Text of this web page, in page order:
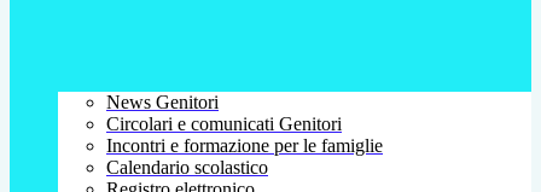
News Genitori
Circolari e comunicati Genitori
Incontri e formazione per le famiglie
Calendario scolastico